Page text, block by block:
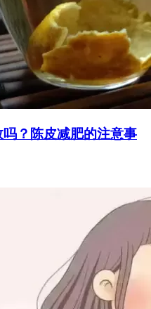
？陈皮减肥的注意事